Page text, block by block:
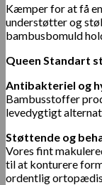
Kæmper for at få
understøtter og
bambusbomuld
Queen Standart
Antibakteriel og
Bambusstoffer
levedygtigt
Støttende og
Vores fint
til at konturere
ordentlig